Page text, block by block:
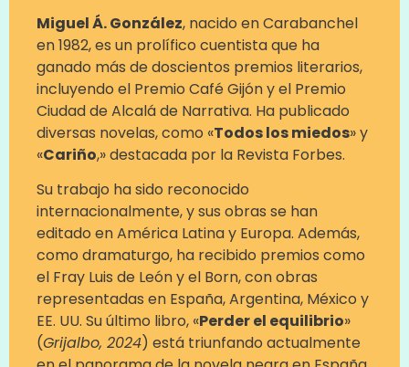
Miguel Á. González, nacido en Carabanchel
en 1982, es un prolífico cuentista que ha
ganado más de doscientos premios literarios,
incluyendo el Premio Café Gijón y el Premio
Ciudad de Alcalá de Narrativa. Ha publicado
diversas novelas, como «Todos los miedos» y
«Cariño,» destacada por la Revista Forbes.
Su trabajo ha sido reconocido
internacionalmente, y sus obras se han
editado en América Latina y Europa. Además,
como dramaturgo, ha recibido premios como
el Fray Luis de León y el Born, con obras
representadas en España, Argentina, México y
EE. UU. Su último libro, «Perder el equilibrio»
(Grijalbo, 2024) está triunfando actualmente